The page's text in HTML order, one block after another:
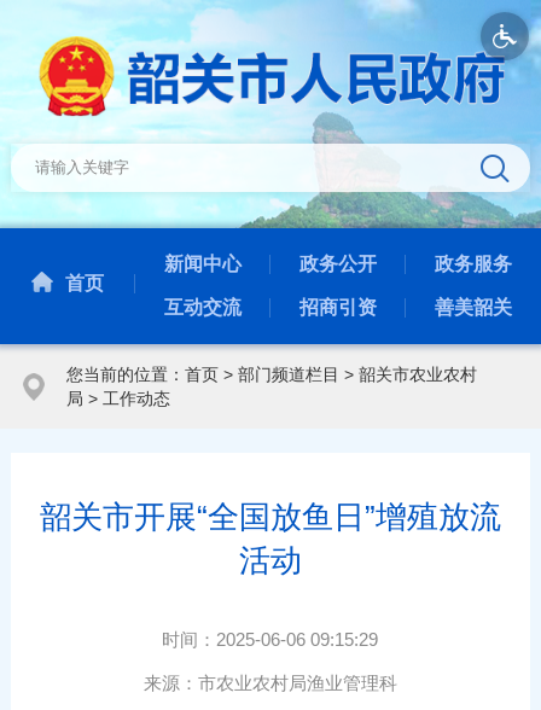
首页
新闻中心 政务公开 政务服务
互动交流 招商引资 善美韶关
您当前的位置： 首页> 部门频道栏目 > 韶关市农业农村
局 > 工作动态
韶关市开展“全国放鱼日”增殖放流
活动
时间： 2025-06-06 09:15:29
来源： 市农业农村局渔业管理科